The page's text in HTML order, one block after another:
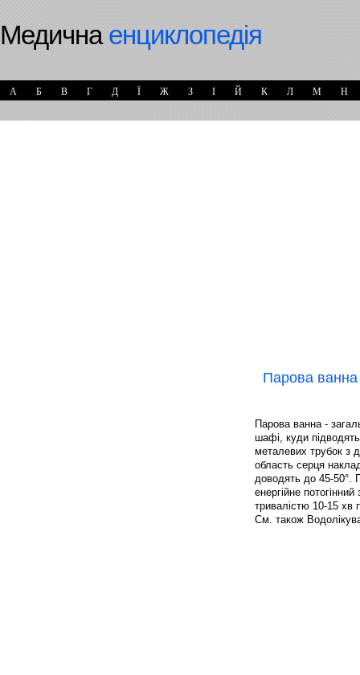
Медичнаенциклопедія
А Б В Г Д Ї Ж З І Й К Л М Н
Парова ванна
Парова ванна -
шафі, куди
металевих трубок з
область серця
доводять до 45-50°.
енергійне
тривалістю 10-15 хв
См. також